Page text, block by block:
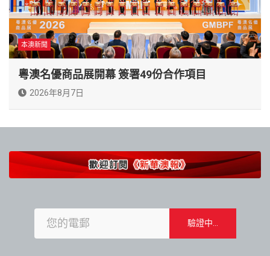
本澳新聞
粵澳名優商品展開幕 簽署49份合作項目
2026年8月7日